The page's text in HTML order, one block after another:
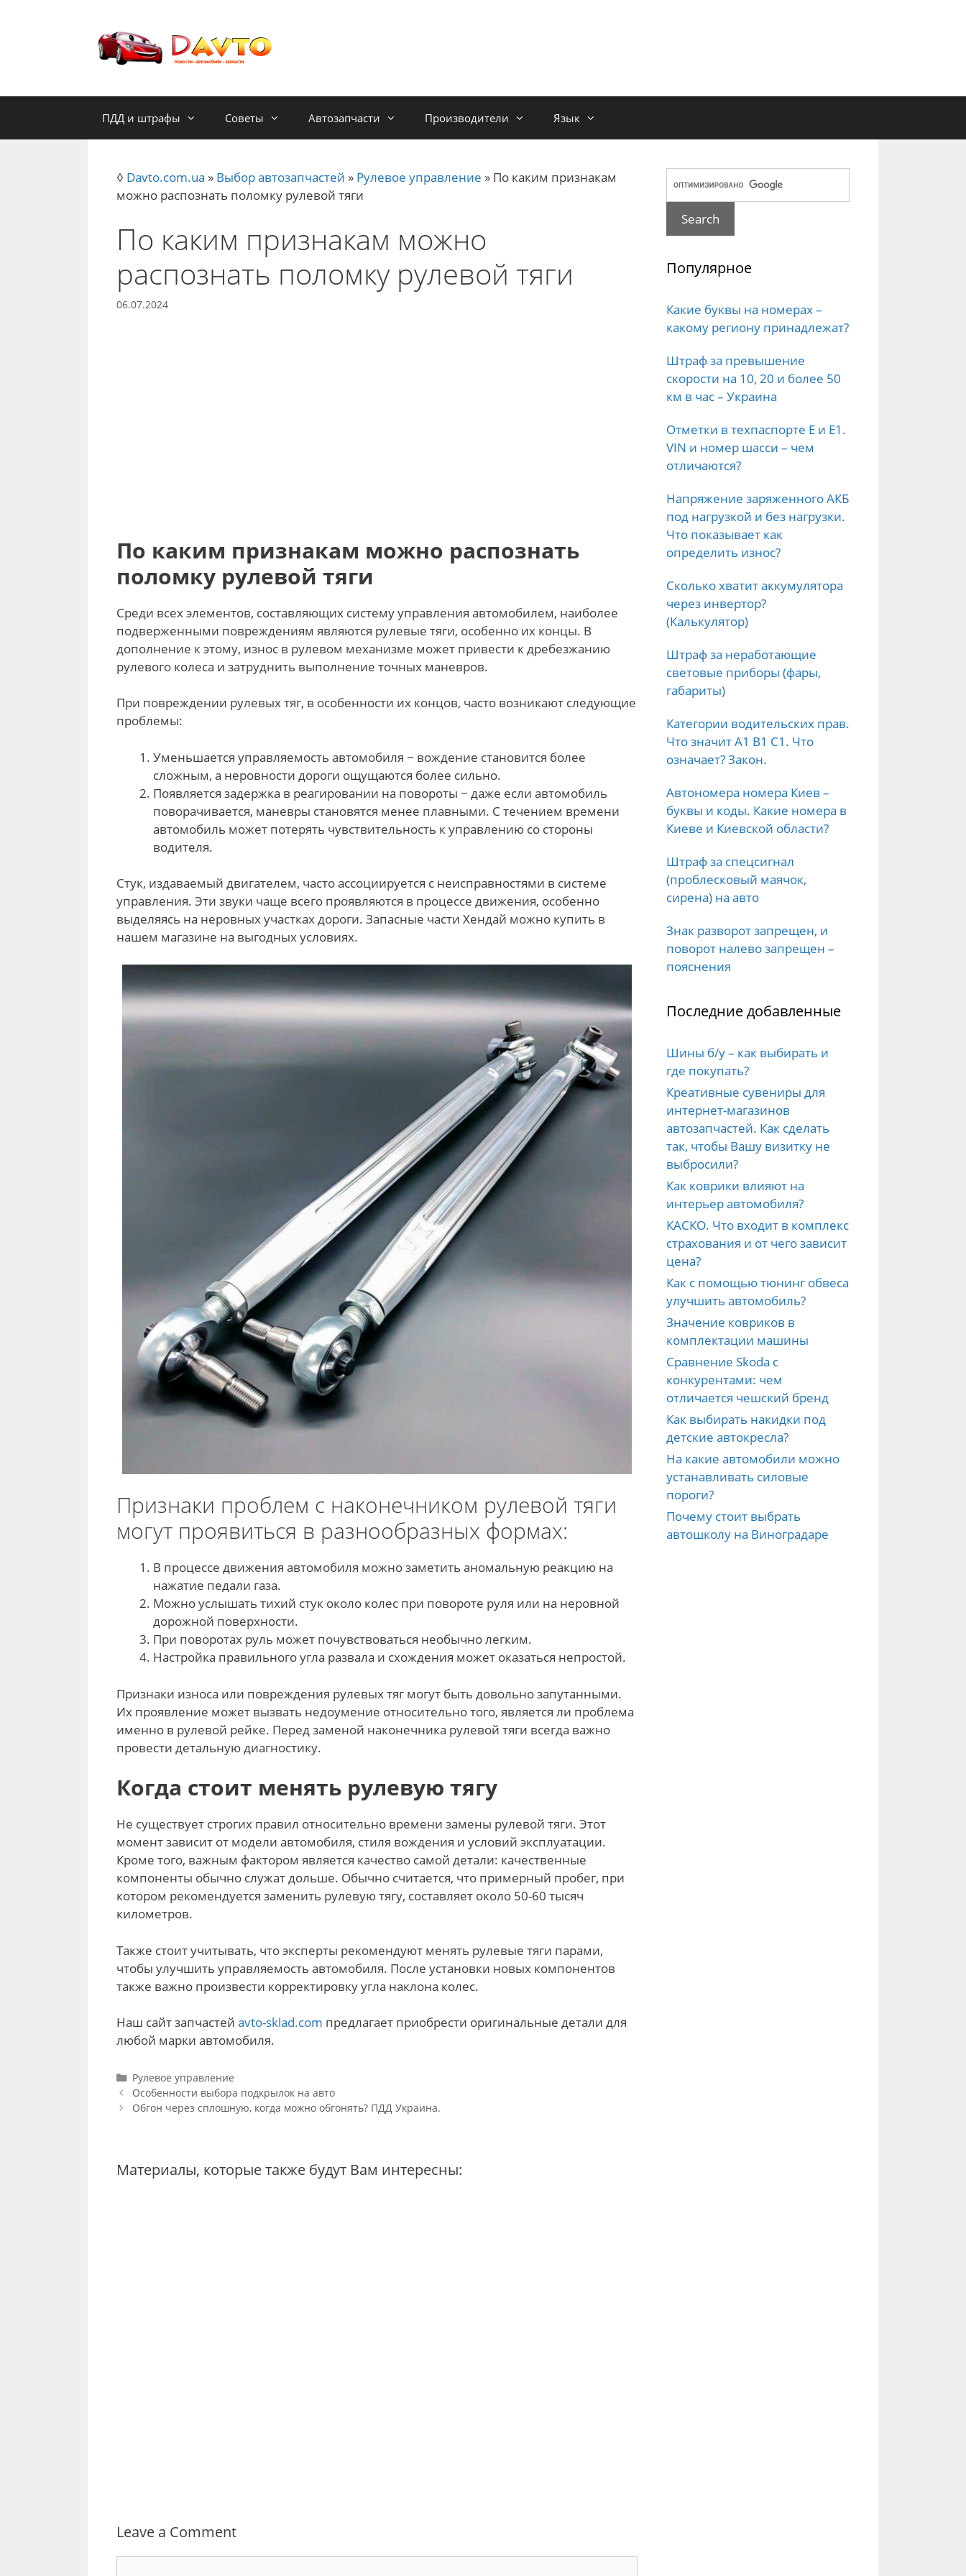
ПДД и штрафы Советы Автозапчасти Производители Язык
◊ Davto.com.ua » Выбор автозапчастей » Рулевое управление » По каким признакам
можно распознать поломку рулевой тяги
По каким признакам можно
распознать поломку рулевой тяги
06.07.2024
По каким признакам можно распознать
поломку рулевой тяги
Среди всех элементов, составляющих систему управления автомобилем, наиболее
подверженными повреждениям являются рулевые тяги, особенно их концы. В
дополнение к этому, износ в рулевом механизме может привести к дребезжанию
рулевого колеса и затруднить выполнение точных маневров.
При повреждении рулевых тяг, в особенности их концов, часто возникают следующие
проблемы:
Уменьшается управляемость автомобиля − вождение становится более
сложным, а неровности дороги ощущаются более сильно.
Появляется задержка в реагировании на повороты − даже если автомобиль
поворачивается, маневры становятся менее плавными. С течением времени
автомобиль может потерять чувствительность к управлению со стороны
водителя.
Стук, издаваемый двигателем, часто ассоциируется с неисправностями в системе
управления. Эти звуки чаще всего проявляются в процессе движения, особенно
выделяясь на неровных участках дороги. Запасные части Хендай можно купить в
нашем магазине на выгодных условиях.
Признаки проблем с наконечником рулевой тяги
могут проявиться в разнообразных формах:
В процессе движения автомобиля можно заметить аномальную реакцию на
нажатие педали газа.
Можно услышать тихий стук около колес при повороте руля или на неровной
дорожной поверхности.
При поворотах руль может почувствоваться необычно легким.
Настройка правильного угла развала и схождения может оказаться непростой.
Признаки износа или повреждения рулевых тяг могут быть довольно запутанными.
Их проявление может вызвать недоумение относительно того, является ли проблема
именно в рулевой рейке. Перед заменой наконечника рулевой тяги всегда важно
провести детальную диагностику.
Когда стоит менять рулевую тягу
Не существует строгих правил относительно времени замены рулевой тяги. Этот
момент зависит от модели автомобиля, стиля вождения и условий эксплуатации.
Кроме того, важным фактором является качество самой детали: качественные
компоненты обычно служат дольше. Обычно считается, что примерный пробег, при
котором рекомендуется заменить рулевую тягу, составляет около 50-60 тысяч
километров.
Также стоит учитывать, что эксперты рекомендуют менять рулевые тяги парами,
чтобы улучшить управляемость автомобиля. После установки новых компонентов
также важно произвести корректировку угла наклона колес.
Наш сайт запчастей avto-sklad.com предлагает приобрести оригинальные детали для
любой марки автомобиля.
Categories
Рулевое управление
Post
navigation
Особенности выбора подкрылок на авто
Обгон через сплошную, когда можно обгонять? ПДД Украина.
Материалы, которые также будут Вам интересны:
Leave a Comment
Популярное
Какие буквы на номерах –
какому региону принадлежат?
Штраф за превышение
скорости на 10, 20 и более 50
км в час – Украина
Отметки в техпаспорте E и E1.
VIN и номер шасси – чем
отличаются?
Напряжение заряженного АКБ
под нагрузкой и без нагрузки.
Что показывает как
определить износ?
Сколько хватит аккумулятора
через инвертор?
(Калькулятор)
Штраф за неработающие
световые приборы (фары,
габариты)
Категории водительских прав.
Что значит А1 B1 C1. Что
означает? Закон.
Автономера номера Киев –
буквы и коды. Какие номера в
Киеве и Киевской области?
Штраф за спецсигнал
(проблесковый маячок,
сирена) на авто
Знак разворот запрещен, и
поворот налево запрещен –
пояснения
Последние добавленные
Шины б/у – как выбирать и
где покупать?
Креативные сувениры для
интернет-магазинов
автозапчастей. Как сделать
так, чтобы Вашу визитку не
выбросили?
Как коврики влияют на
интерьер автомобиля?
КАСКО. Что входит в комплекс
страхования и от чего зависит
цена?
Как с помощью тюнинг обвеса
улучшить автомобиль?
Значение ковриков в
комплектации машины
Сравнение Skoda с
конкурентами: чем
отличается чешский бренд
Как выбирать накидки под
детские автокресла?
На какие автомобили можно
устанавливать силовые
пороги?
Почему стоит выбрать
автошколу на Виноградаре